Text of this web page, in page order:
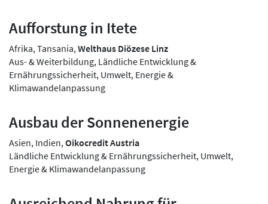
Aufforstung in Itete
Afrika, Tansania, Welthaus Diözese Linz
Aus- & Weiterbildung, Ländliche Entwicklung &
Ernährungssicherheit, Umwelt, Energie &
Klimawandelanpassung
Ausbau der Sonnenenergie
Asien, Indien, Oikocredit Austria
Ländliche Entwicklung & Ernährungssicherheit, Umwelt,
Energie & Klimawandelanpassung